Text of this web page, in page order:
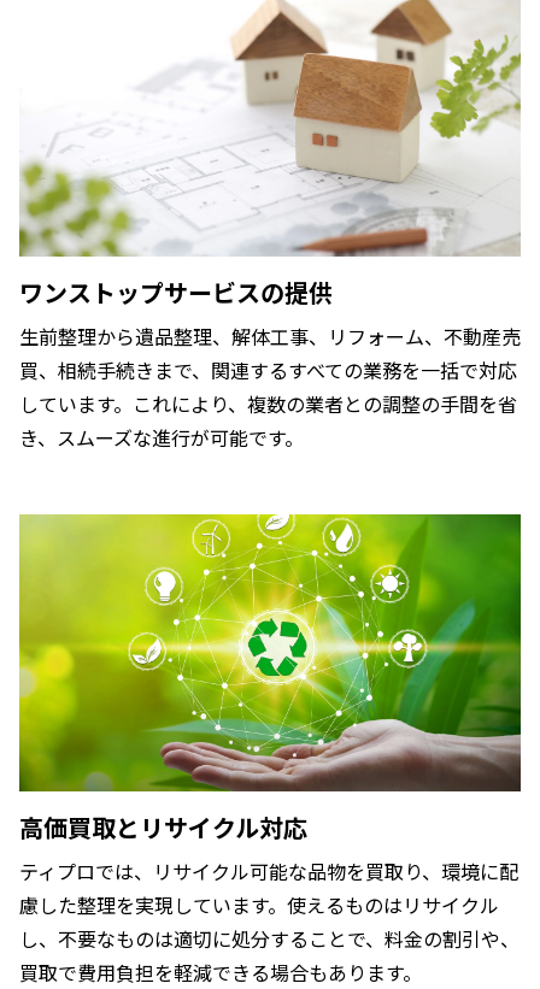
ワンストップサービスの提供
生前整理から遺品整理、解体工事、リフォーム、不動産売
買、相続手続きまで、関連するすべての業務を一括で対応
しています。これにより、複数の業者との調整の手間を省
き、スムーズな進行が可能です。
高価買取とリサイクル対応
ティプロでは、リサイクル可能な品物を買取り、環境に配
慮した整理を実現しています。使えるものはリサイクル
し、不要なものは適切に処分することで、料金の割引や、
買取で費用負担を軽減できる場合もあります。